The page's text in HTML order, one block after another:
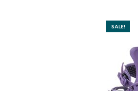
SALE!